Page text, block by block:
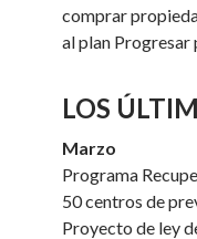
comprar
al plan Progresar
LOS
Marzo
Programa
50 centros de
Proyecto de ley